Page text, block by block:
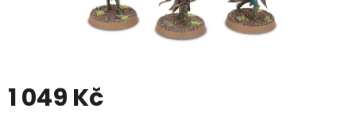
1 049 Kč